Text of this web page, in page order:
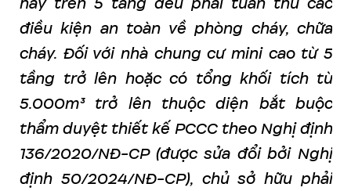
điều kiện an toàn về phòng cháy, chữa
cháy. Đối với nhà chung cư mini cao từ 5
tầng trở lên hoặc có tổng khối tích từ
5.000m³ trở lên thuộc diện bắt buộc
thẩm duyệt thiết kế PCCC theo Nghị định
136/2020/NĐ-CP (được sửa đổi bởi Nghị
định 50/2024/NĐ-CP), chủ sở hữu phải